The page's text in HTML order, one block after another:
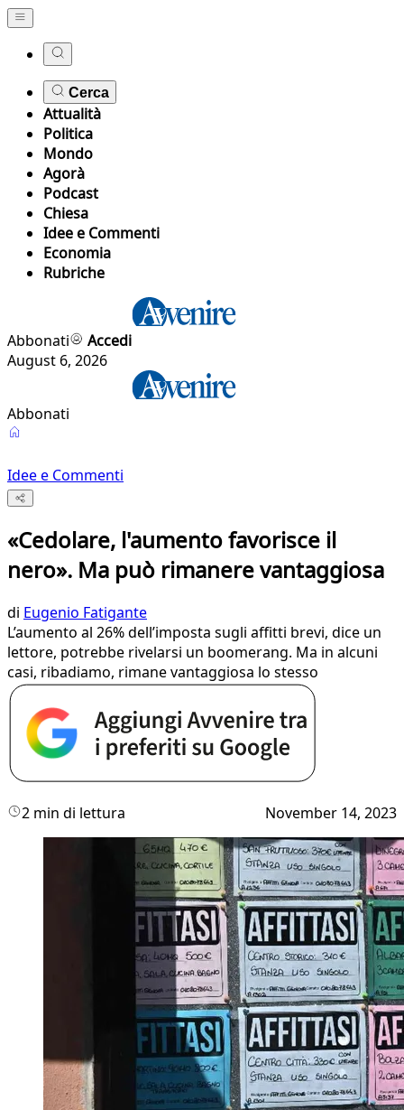
Cerca
Attualità
Politica
Mondo
Agorà
Podcast
Chiesa
Idee e Commenti
Economia
Rubriche
Abbonati
Accedi
August 6, 2026
Abbonati
Idee e Commenti
«Cedolare, l'aumento favorisce il
nero». Ma può rimanere vantaggiosa
di Eugenio Fatigante
L’aumento al 26% dell’imposta sugli affitti brevi, dice un
lettore, potrebbe rivelarsi un boomerang. Ma in alcuni
casi, ribadiamo, rimane vantaggiosa lo stesso
2 min di lettura November 14, 2023